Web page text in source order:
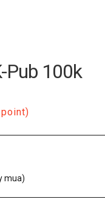
Pub 100k
point)
mua)